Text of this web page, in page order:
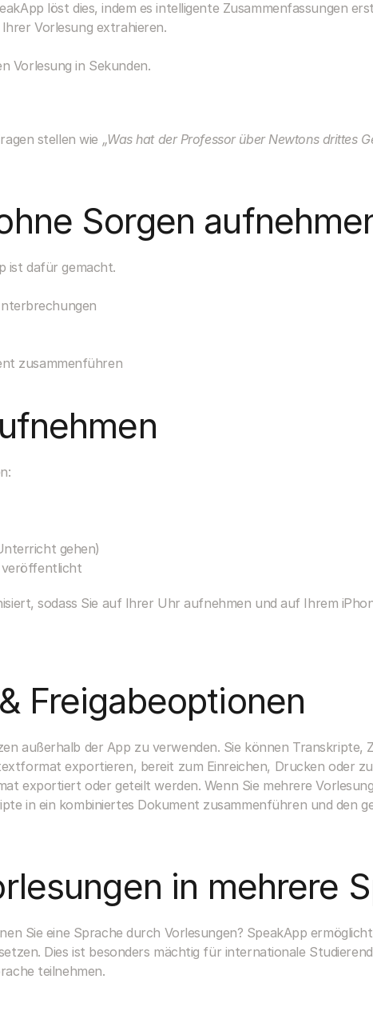
löst dies, indem es intelligente Zusammenfassungen
Vorlesung extrahieren.
Vorlesung in Sekunden.
stellen wie „Was hat der Professor über Newtons drittes
Sorgen
ist dafür gemacht.
zusammenführen
gehen)
veröffentlicht
sodass Sie auf Ihrer Uhr aufnehmen und auf Ihrem
Freigabeoptionen
außerhalb der App zu verwenden. Sie können Transkripte,
exportieren, bereit zum Einreichen, Drucken oder
exportiert oder geteilt werden. Wenn Sie mehrere
in ein kombiniertes Dokument zusammenführen und den
in mehrere
Sie eine Sprache durch Vorlesungen? SpeakApp
Dies ist besonders mächtig für internationale
teilnehmen.